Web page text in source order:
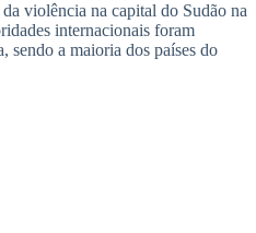
violência na capital do Sudão na
internacionais foram
sendo a maioria dos países do